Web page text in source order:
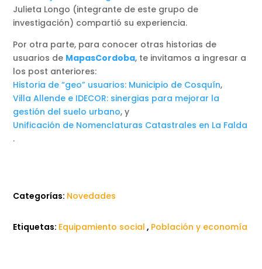
Julieta Longo (integrante de este grupo de
investigación) compartió su experiencia.
Por otra parte, para conocer otras historias de
usuarios de MapasCordoba, te invitamos a ingresar a
los post anteriores:
Historia de “geo” usuarios: Municipio de Cosquín,
Villa Allende e IDECOR: sinergias para mejorar la
gestión del suelo urbano, y
Unificación de Nomenclaturas Catastrales en La Falda
.
Categorías: Novedades
Etiquetas: Equipamiento social , Población y economía